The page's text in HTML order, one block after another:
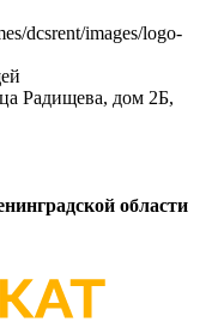
dcsrent/images/logo-
Радищева, дом 2Б,
области